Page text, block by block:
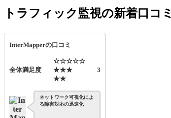
トラフィック監視の新着口コミ
InterMapperの口コミ
全体満足度
☆☆☆☆☆
★★★
★★
3
ネットワーク可視化によ
る障害対応の迅速化